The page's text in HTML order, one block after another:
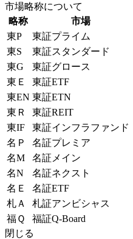
市場略称について
略称
市場
東P
東証プライム
東S
東証スタンダード
東G
東証グロース
東Ｅ
東証ETF
東EN 東証ETN
東Ｒ
東証REIT
東IF
東証インフラファンド
名Ｐ
名証プレミア
名M
名証メイン
名N
名証ネクスト
名Ｅ
名証ETF
札Ａ
札証アンビシャス
福Ｑ
福証Q-Board
閉じる